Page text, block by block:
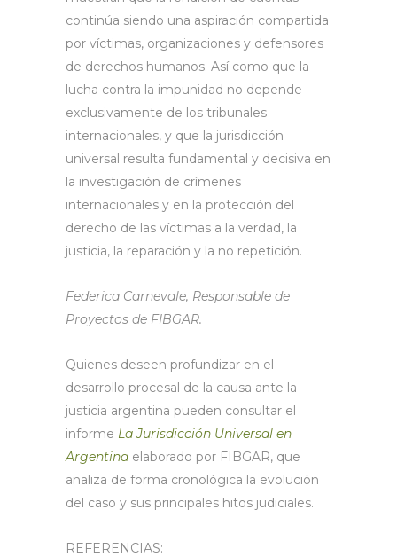
continúa siendo una aspiración compartida
por víctimas, organizaciones y defensores
de derechos humanos. Así como que la
lucha contra la impunidad no depende
exclusivamente de los tribunales
internacionales, y que la jurisdicción
universal resulta fundamental y decisiva en
la investigación de crímenes
internacionales y en la protección del
derecho de las víctimas a la verdad, la
justicia, la reparación y la no repetición.
Federica Carnevale, Responsable de
Proyectos de FIBGAR.
Quienes deseen profundizar en el
desarrollo procesal de la causa ante la
justicia argentina pueden consultar el
informe La Jurisdicción Universal en
Argentina elaborado por FIBGAR, que
analiza de forma cronológica la evolución
del caso y sus principales hitos judiciales.
REFERENCIAS: